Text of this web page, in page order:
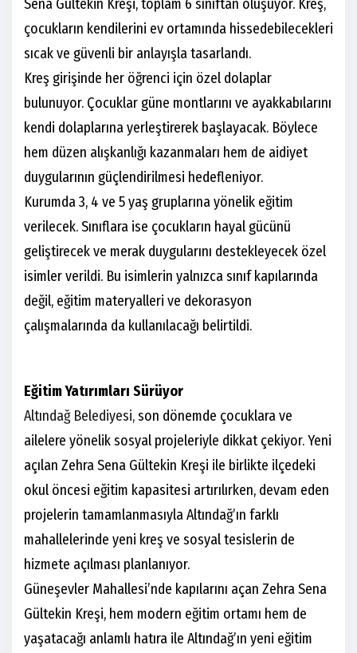
Sena Gültekin Kreşi, toplam 6 sınıftan oluşuyor. Kreş,
çocukların kendilerini ev ortamında hissedebilecekleri
sıcak ve güvenli bir anlayışla tasarlandı.
Kreş girişinde her öğrenci için özel dolaplar
bulunuyor. Çocuklar güne montlarını ve ayakkabılarını
kendi dolaplarına yerleştirerek başlayacak. Böylece
hem düzen alışkanlığı kazanmaları hem de aidiyet
duygularının güçlendirilmesi hedefleniyor.
Kurumda 3, 4 ve 5 yaş gruplarına yönelik eğitim
verilecek. Sınıflara ise çocukların hayal gücünü
geliştirecek ve merak duygularını destekleyecek özel
isimler verildi. Bu isimlerin yalnızca sınıf kapılarında
değil, eğitim materyalleri ve dekorasyon
çalışmalarında da kullanılacağı belirtildi.
Eğitim Yatırımları Sürüyor
Altındağ Belediyesi,son dönemde çocuklara ve
ailelere yönelik sosyal projeleriyle dikkat çekiyor. Yeni
açılan Zehra Sena Gültekin Kreşi ile birlikte ilçedeki
okul öncesi eğitim kapasitesi artırılırken, devam eden
projelerin tamamlanmasıyla Altındağ’ın farklı
mahallelerinde yeni kreş ve sosyal tesislerin de
hizmete açılması planlanıyor.
Güneşevler Mahallesi’nde kapılarını açan Zehra Sena
Gültekin Kreşi, hem modern eğitim ortamı hem de
yaşatacağı anlamlı hatıra ile Altındağ’ın yeni eğitim